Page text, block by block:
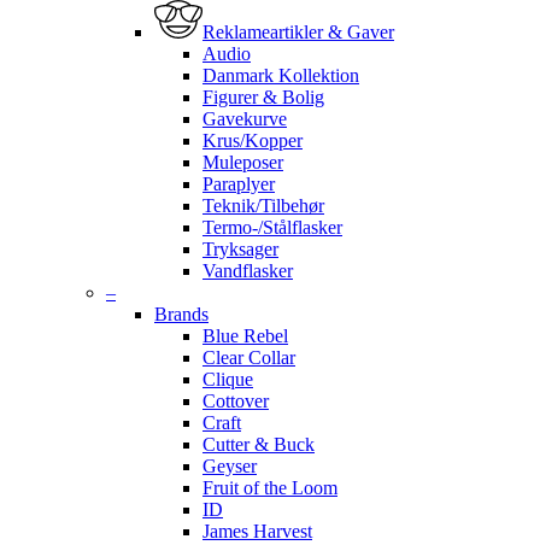
Reklameartikler & Gaver
Audio
Danmark Kollektion
Figurer & Bolig
Gavekurve
Krus/Kopper
Muleposer
Paraplyer
Teknik/Tilbehør
Termo-/Stålflasker
Tryksager
Vandflasker
–
Brands
Blue Rebel
Clear Collar
Clique
Cottover
Craft
Cutter & Buck
Geyser
Fruit of the Loom
ID
James Harvest